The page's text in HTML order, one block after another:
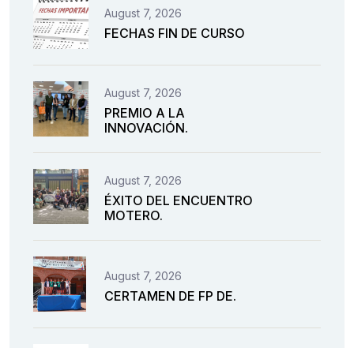
August 7, 2026
FECHAS FIN DE CURSO
August 7, 2026
PREMIO A LA
INNOVACIÓN.
August 7, 2026
ÉXITO DEL ENCUENTRO
MOTERO.
August 7, 2026
CERTAMEN DE FP DE.